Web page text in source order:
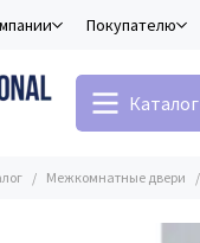
Покупателю
Каталог
Межкомнатные двери